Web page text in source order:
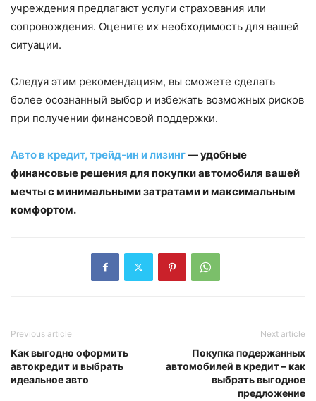
учреждения предлагают услуги страхования или
сопровождения. Оцените их необходимость для вашей
ситуации.
Следуя этим рекомендациям, вы сможете сделать
более осознанный выбор и избежать возможных рисков
при получении финансовой поддержки.
Авто в кредит, трейд-ин и лизинг— удобные
финансовые решения для покупки автомобиля вашей
мечты с минимальными затратами и максимальным
комфортом.
Previous article
Как выгодно оформить
автокредит и выбрать
идеальное авто
Next article
Покупка подержанных
автомобилей в кредит – как
выбрать выгодное
предложение